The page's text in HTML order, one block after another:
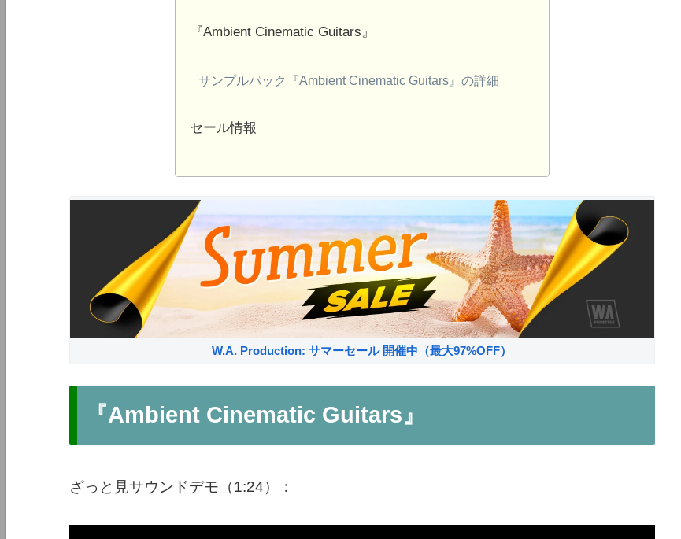
『Ambient Cinematic Guitars』
サンプルパック『Ambient Cinematic Guitars』の詳細
セール情報
W.A. Production: サマーセール 開催中（最大97%OFF）
『Ambient Cinematic Guitars』
ざっと見サウンドデモ（1:24）：